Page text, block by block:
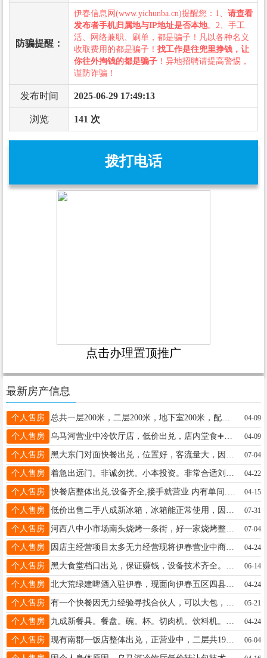
防骗提醒：
伊春信息网(www.yichunba.cn)提醒您：1、 请查看
发布者手机归属地与IP地址是否本地。2、手工
活、网络兼职、刷单，都是骗子！凡以各种名义
收取费用的都是骗子！ 找工作是往兜里挣钱，让
你往外掏钱的都是骗子 ！异地招聘请提高警惕，
谨防诈骗！
发布时间 2025-06-29 17:49:13
浏览 141 次
拨打电话
点击办理置顶推广
最新房产信息
个人售房 总共一层200米，二层200米，地下室200米，配套齐全王先生13904589787 04-09
个人售房 04-09
个人售房 07-04
个人售房 04-22
个人售房 04-15
个人售房 07-31
个人售房 河西八中小市场南头烧烤一条街，好一家烧烤整体出兑价格面议，十多年老店有固定客源接手就能干适合夫妻干，因孩子考学去外地了忍痛割爱出兑！有意者请中午12点以后打电话手机:13845836662邢先生13845836662 07-04
个人售房 因店主经营项目太多无力经营现将伊春营业中商业街品牌奶茶店出兑有意者电话联系老板18904585635 04-24
个人售房 06-14
个人售房 北大荒绿建啤酒入驻伊春，现面向伊春五区四县招聘区域代理，啤酒几十款，白酒20款，饮料10款绝对可以满足您当地的需求，百分百麦芽发酵配料表清晰可见，伊春运营中心地址中植村门市电话16754581919苑先生16754581919 04-24
个人售房 05-21
个人售房 04-24
个人售房 现有南郡一饭店整体出兑，正营业中，二层共190平，设备齐全，接手即可营业，低价转让旺季来临有意者拔打电话15504585669，饭口勿扰。李15504585669 06-04